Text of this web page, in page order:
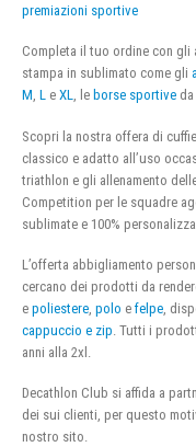
premiazioni sportive
Completa il tuo ordine con gli
stampa in sublimato come gli
M, L e XL, le borse sportive da
Scopri la nostra offera di
classico e adatto all’uso
triathlon e gli allenamento
Competition per le squadre
sublimate e 100%
L’offerta abbigliamento
cercano dei prodotti da
e poliestere polo e felpe ,
cappuccio e zip . Tutti i
anni alla 2xl.
Decathlon Club si affida a
dei sui clienti, per questo
nostro sito.